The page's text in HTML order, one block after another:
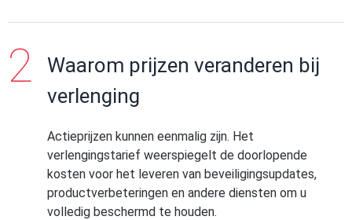
Waarom prijzen veranderen bij
verlenging
Actieprijzen kunnen eenmalig zijn. Het
verlengingstarief weerspiegelt de doorlopende
kosten voor het leveren van beveiligingsupdates,
productverbeteringen en andere diensten om u
volledig beschermd te houden.